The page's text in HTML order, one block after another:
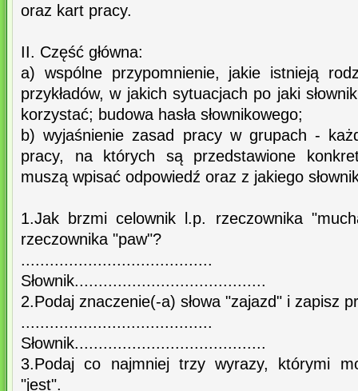
oraz kart pracy.
II. Część główna:
a) wspólne przypomnienie, jakie istnieją
przykładów, w jakich sytuacjach po jaki
korzystać; budowa hasła słownikowego;
b) wyjaśnienie zasad pracy w grupach -
pracy, na których są przedstawione
muszą wpisać odpowiedź oraz z jakiego
1.Jak brzmi celownik l.p. rzeczownika
rzeczownika "paw"?
........................................
Słownik........................................
2.Podaj znaczenie(-a) słowa "zajazd" i zapisz
........................................
Słownik........................................
3.Podaj co najmniej trzy wyrazy, którymi
"jest".